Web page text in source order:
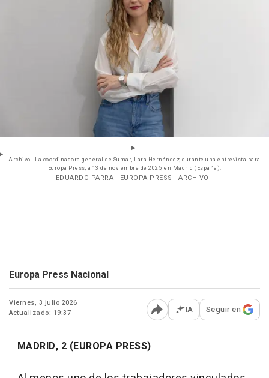
Archivo - La coordinadora general de Sumar, Lara Hernández, durante una entrevista para
Europa Press, a 13 de noviembre de 2025, en Madrid (España).
- EDUARDO PARRA - EUROPA PRESS - ARCHIVO
Europa Press Nacional
Viernes, 3 julio 2026
Actualizado: 19:37
Abrir opciones para
IA Seguir en
MADRID, 2 (EUROPA PRESS)